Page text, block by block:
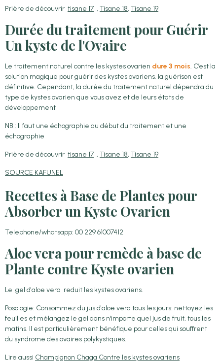
Prière de découvrir tisane 17 , Tisane 18, Tisane 19
Durée du traitement pour Guérir
Un kyste de l'Ovaire
Le traitement naturel contre les kystes ovarien dure 3 mois. C’est la
solution magique pour guérir des kystes ovariens. la guérison est
définitive. Cependant, la durée du traitement naturel dépendra du
type de kystes ovarien que vous avez et de leurs états de
développement
NB : Il faut une échographie au début du traitement et une
échographie
Prière de découvrir tisane 17 , Tisane 18, Tisane 19
SOURCE KAFUNEL
Recettes à Base de Plantes pour
Absorber un Kyste Ovarien
Telephone/whatsapp: 00 229 61007412
Aloe vera pour remède à base de
Plante contre Kyste ovarien
Le gel d'aloe vera reduit les kystes ovariens.
Posologie: Consommez du jus d'aloe vera tous les jours: nettoyez les
feuilles et mélangez le gel dans n'importe quel jus de fruit, tous les
matins. Il est particulièrement bénéfique pour celles qui souffrent
du syndrome des ovaires polykystiques.
Lire aussi Champignon Chaga Contre les kystes ovariens